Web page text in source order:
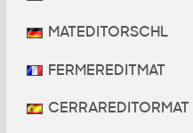
MATEDITORSCHL
FERMEREDITMAT
CERRAREDITORMAT